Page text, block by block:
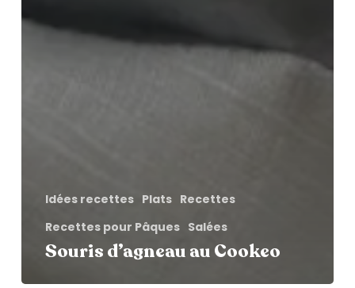
Idées recettes Plats Recettes
Recettes pour Pâques Salées
Souris d’agneau au Cookeo